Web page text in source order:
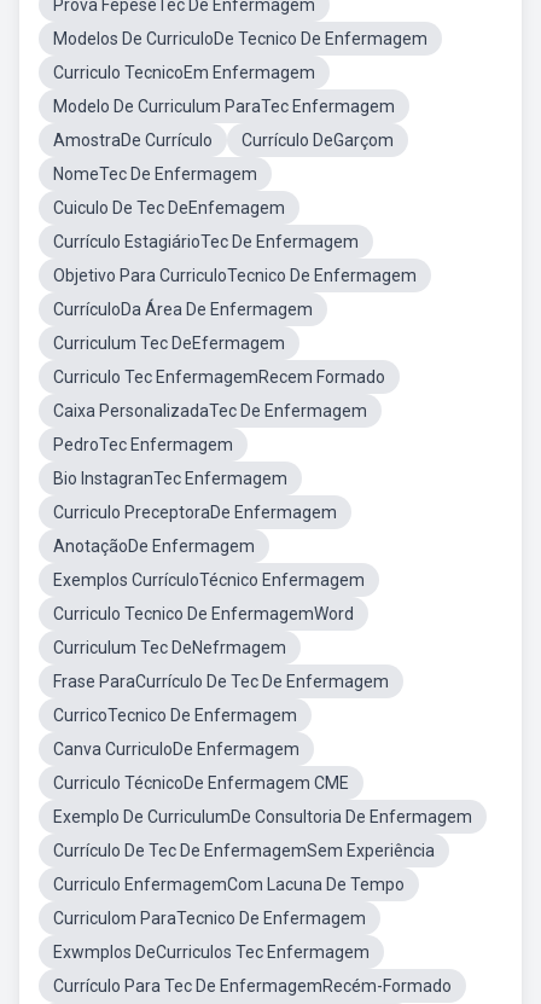
Prova FepeseTec De Enfermagem
Modelos De CurriculoDe Tecnico De Enfermagem
Curriculo TecnicoEm Enfermagem
Modelo De Curriculum ParaTec Enfermagem
AmostraDe Currículo
Currículo DeGarçom
NomeTec De Enfermagem
Cuiculo De Tec DeEnfemagem
Currículo EstagiárioTec De Enfermagem
Objetivo Para CurriculoTecnico De Enfermagem
CurrículoDa Área De Enfermagem
Curriculum Tec DeEfermagem
Curriculo Tec EnfermagemRecem Formado
Caixa PersonalizadaTec De Enfermagem
PedroTec Enfermagem
Bio InstagranTec Enfermagem
Curriculo PreceptoraDe Enfermagem
AnotaçãoDe Enfermagem
Exemplos CurrículoTécnico Enfermagem
Curriculo Tecnico De EnfermagemWord
Curriculum Tec DeNefrmagem
Frase ParaCurrículo De Tec De Enfermagem
CurricoTecnico De Enfermagem
Canva CurriculoDe Enfermagem
Curriculo TécnicoDe Enfermagem CME
Exemplo De CurriculumDe Consultoria De Enfermagem
Currículo De Tec De EnfermagemSem Experiência
Curriculo EnfermagemCom Lacuna De Tempo
Curriculom ParaTecnico De Enfermagem
Exwmplos DeCurriculos Tec Enfermagem
Currículo Para Tec De EnfermagemRecém-Formado